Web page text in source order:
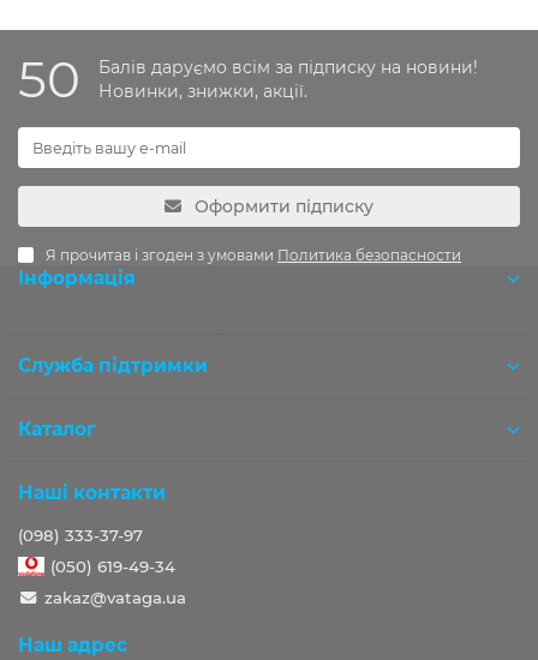
50
Балів даруємо всім за підписку на новини!
Новинки, знижки, акції.
Оформити підписку
Я прочитав і згоден з умовами Политика безопасности
Інформація
Служба підтримки
Каталог
Наші контакти
(098) 333-37-97
(050) 619-49-34
zakaz@vataga.ua
Наш адрес